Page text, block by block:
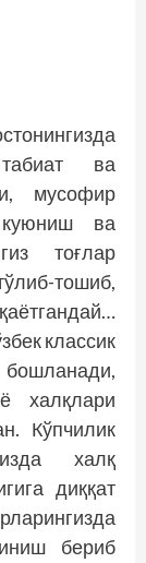
ва
мусофир
куюниш ва
тоғлар
тошиб,
классик
халқлари
Кўпчилик
халқ
диққат
бериб